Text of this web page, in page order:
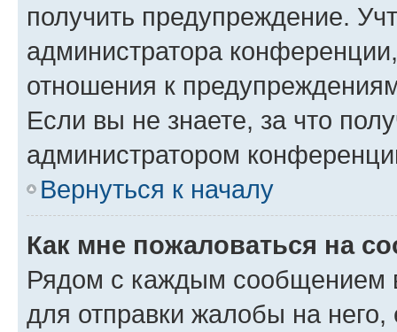
получить предупреждение.
администратора
отношения к
Если вы не знаете, за что
администратором
Вернуться к началу
Как мне пожаловаться на
Рядом с каждым сообщением
для отправки жалобы на